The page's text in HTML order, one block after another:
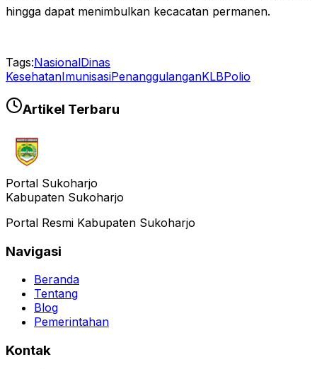
hingga dapat menimbulkan kecacatan permanen.
Tags:NasionalDinas
KesehatanImunisasiPenanggulanganKLBPolio
Artikel Terbaru
Portal Sukoharjo
Kabupaten Sukoharjo
Portal Resmi Kabupaten Sukoharjo
Navigasi
Beranda
Tentang
Blog
Pemerintahan
Kontak